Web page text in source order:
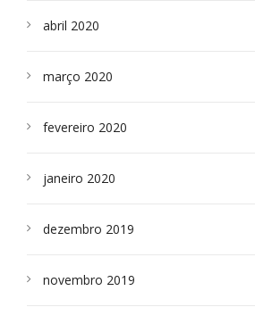
abril 2020
março 2020
fevereiro 2020
janeiro 2020
dezembro 2019
novembro 2019